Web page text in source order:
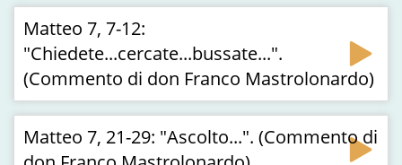
Matteo 7, 7-12:
"Chiedete...cercate...bussate...".
(Commento di don Franco Mastrolonardo)
Matteo 7, 21-29: "Ascolto...". (Commento di